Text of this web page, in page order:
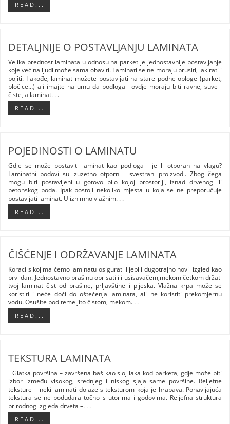
R E A D . . .
DETALJNIJE O POSTAVLJANJU LAMINATA
Velika prednost laminata u odnosu na parket je jednostavnije postavljanje
koje većina ljudi može sama obaviti. Laminati se ne moraju brusiti, lakirati i
bojiti. Takođe, laminat možete postavljati na stare podne obloge (parket,
pločice…) ali imajte na umu da podloga i ovdje moraju biti ravne, suve i
čiste, a laminat. . .
R E A D . . .
POJEDINOSTI O LAMINATU
Gdje se može postaviti laminat kao podloga i je li otporan na vlagu?
Laminatni podovi su izuzetno otporni i svestrani proizvodi. Zbog čega
mogu biti postavljeni u gotovo bilo kojoj prostoriji, iznad drvenog ili
betonskog poda. Ipak postoji nekoliko mjesta u koja se ne preporučuje
postavljati laminat. U iznimno vlažnim. . .
R E A D . . .
ČIŠĆENJE I ODRŽAVANJE LAMINATA
Koraci s kojima ćemo laminatu osigurati lijepi i dugotrajno novi izgled kao
prvi dan. Jednostavno prašinu obrisati ili usisavačem,mekom četkom držati
tvoj laminat čist od prašine, prljavštine i pijeska. Vlažna krpa može se
koristiti i neće doći do oštećenja laminata, ali ne koristiti prekomjernu
vodu. Osušite pod temeljito čistom, mekom. . .
R E A D . . .
TEKSTURA LAMINATA
Glatka površina – završena baš kao sloj laka kod parketa, gdje može biti
izbor između visokog, srednjeg i niskog sjaja same površine. Reljefne
teksture – neki laminati dolaze s teksturom koja je hrapava. Ponavljajuća
tekstura se ne podudara točno s utorima i godovima. Reljefna struktura
prirodnog izgleda drveta –. . .
R E A D . . .